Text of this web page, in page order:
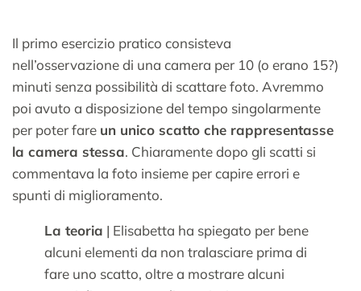
Il primo esercizio pratico consisteva
nell’osservazione di una camera per 10 (o erano 15?)
minuti senza possibilità di scattare foto. Avremmo
poi avuto a disposizione del tempo singolarmente
per poter fare un unico scatto che rappresentasse
la camera stessa. Chiaramente dopo gli scatti si
commentava la foto insieme per capire errori e
spunti di miglioramento.
La teoria | Elisabetta ha spiegato per bene
alcuni elementi da non tralasciare prima di
fare uno scatto, oltre a mostrare alcuni